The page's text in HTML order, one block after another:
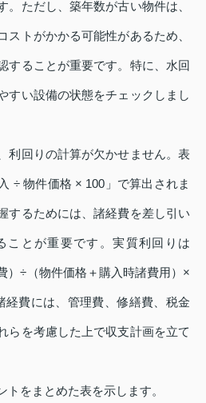
。ただし、築年数が古い物件は、
ストがかかる可能性があるため、
することが重要です。特に、水回
すい設備の状態をチェックしまし
利回りの計算が欠かせません。表
÷ 物件価格 × 100」で算出されま
するためには、諸経費を差し引い
ことが重要です。実質利回りは
）÷（物件価格＋購入時諸費用）×
経費には、管理費、修繕費、税金
らを考慮した上で収支計画を立て
トをまとめた表を示します。